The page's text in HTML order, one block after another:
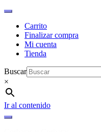
Carrito
Finalizar compra
Mi cuenta
Tienda
Buscar
×
Ir al contenido